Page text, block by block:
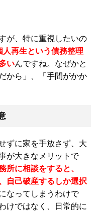
が、特に重視したいの
人再生という債務整理
いんですね。なぜかと
から」、「手間がかか
ずに家を手放さず、大
が大きなメリットで
所に相談をすると、
自己破産するしか選択
なってしまうわけで
けではなく、日常的に